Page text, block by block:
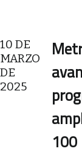
10 DE
MARZO
DE
2025
100